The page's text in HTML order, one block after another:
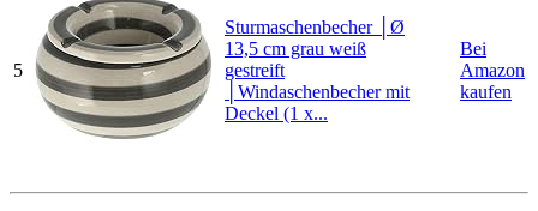
5
Sturmaschenbecher │Ø
13,5 cm grau weiß
gestreift
│Windaschenbecher mit
Deckel (1 x...
Bei
Amazon
kaufen